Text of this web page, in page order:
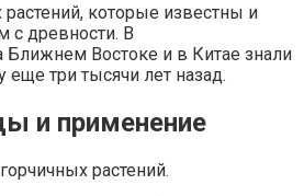
растений, которые известны и
с древности. В
Востоке и в Китае знали
еще три тысячи лет назад.
и применение
растений.